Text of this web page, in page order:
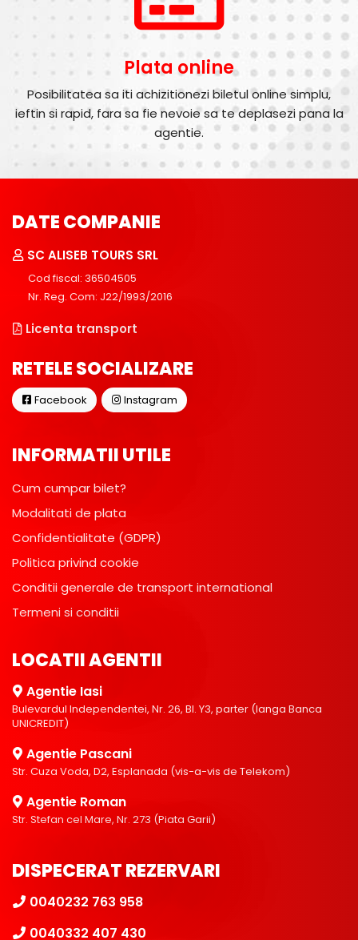
Plata online
Posibilitatea sa iti achizitionezi biletul online simplu,
ieftin si rapid, fara sa fie nevoie sa te deplasezi pana la
agentie.
DATE COMPANIE
SC ALISEB TOURS SRL
Cod fiscal: 36504505
Nr. Reg. Com: J22/1993/2016
Licenta transport
RETELE SOCIALIZARE
Facebook Instagram
INFORMATII UTILE
Cum cumpar bilet?
Modalitati de plata
Confidentialitate (GDPR)
Politica privind cookie
Conditii generale de transport international
Termeni si conditii
LOCATII AGENTII
Agentie Iasi
Bulevardul Independentei, Nr. 26, Bl. Y3, parter (langa Banca
UNICREDIT)
Agentie Pascani
Str. Cuza Voda, D2, Esplanada (vis-a-vis de Telekom)
Agentie Roman
Str. Stefan cel Mare, Nr. 273 (Piata Garii)
DISPECERAT REZERVARI
0040232 763 958
0040332 407 430